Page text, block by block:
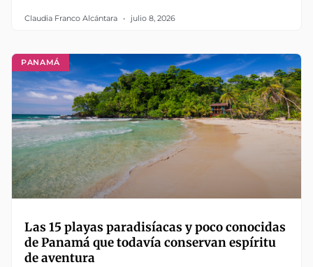
Claudia Franco Alcántara julio 8, 2026
PANAMÁ
Las 15 playas paradisíacas y poco conocidas
de Panamá que todavía conservan espíritu
de aventura